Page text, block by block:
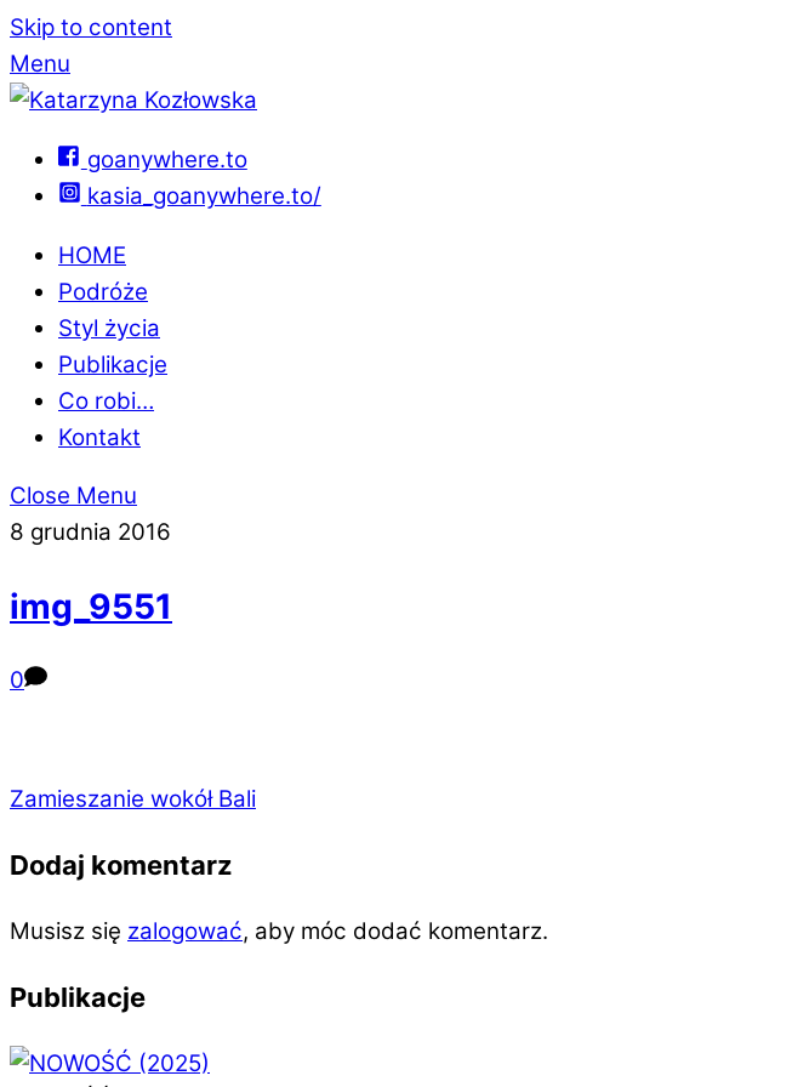
Skip to content
Menu
goanywhere.to
kasia_goanywhere.to/
HOME
Podróże
Styl życia
Publikacje
Co robi…
Kontakt
Close Menu
8 grudnia 2016
img_9551
0
Zamieszanie wokół Bali
Dodaj komentarz
Musisz się zalogować, aby móc dodać komentarz.
Publikacje